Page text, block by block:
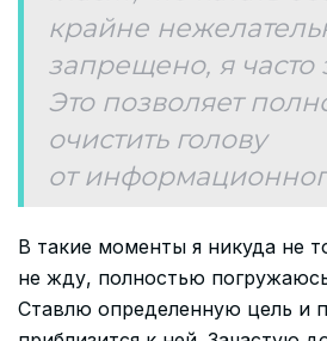
крайне
запрещено, я часто
Это позволяет
очистить голову
от
В такие моменты я никуда не
не жду, полностью
Ставлю определенную цель и